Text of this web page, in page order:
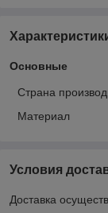
Основные
Страна
Материал
Условия
Доставка